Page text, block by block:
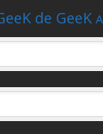
de GeeK